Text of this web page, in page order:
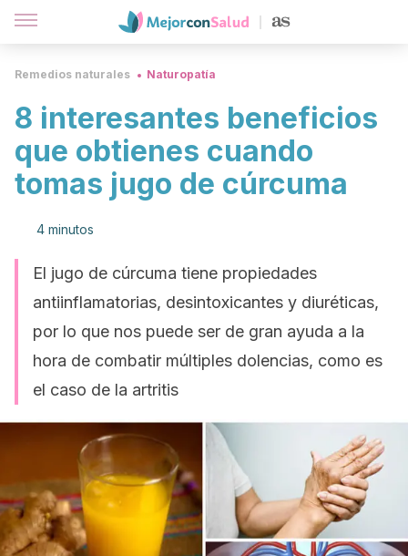
Remedios naturales Naturopatía
8 interesantes beneficios
que obtienes cuando
tomas jugo de cúrcuma
4 minutos
El jugo de cúrcuma tiene propiedades
antiinflamatorias, desintoxicantes y diuréticas,
por lo que nos puede ser de gran ayuda a la
hora de combatir múltiples dolencias, como es
el caso de la artritis